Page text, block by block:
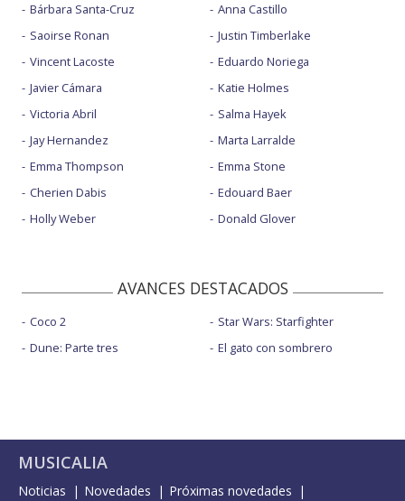
Bárbara Santa-Cruz
Saoirse Ronan
Vincent Lacoste
Javier Cámara
Victoria Abril
Jay Hernandez
Emma Thompson
Cherien Dabis
Holly Weber
Anna Castillo
Justin Timberlake
Eduardo Noriega
Katie Holmes
Salma Hayek
Marta Larralde
Emma Stone
Edouard Baer
Donald Glover
AVANCES DESTACADOS
Coco 2
Dune: Parte tres
Star Wars: Starfighter
El gato con sombrero
MUSICALIA
Noticias Novedades
Próximas novedades